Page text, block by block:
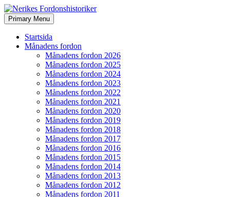
Nerikes Fordonshistoriker
Search
Primary Menu Skip
to
Startsida
Månadens fordon
Månadens fordon 2026
Månadens fordon 2025
Månadens fordon 2024
Månadens fordon 2023
Månadens fordon 2022
Månadens fordon 2021
Månadens fordon 2020
Månadens fordon 2019
Månadens fordon 2018
Månadens fordon 2017
Månadens fordon 2016
Månadens fordon 2015
Månadens fordon 2014
Månadens fordon 2013
Månadens fordon 2012
Månadens fordon 2011